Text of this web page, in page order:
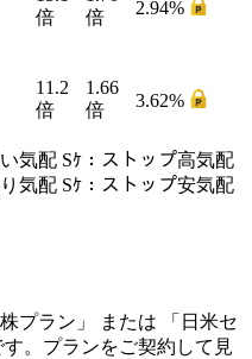
倍
倍
2.94%
11.2
倍
1.66
倍
3.62%
気配 Sｹ ： ストップ高気配
り 気配 Sｹ ： ストップ安気配
プラン 」 または 「 日米セ
す。プランをご契約して見